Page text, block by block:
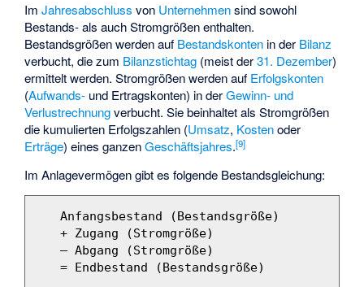
ImJahresabschluss von Unternehmensind sowohl
Bestands- als auch Stromgrößen enthalten.
Bestandsgrößen werden auf Bestandskonten in der Bilanz
verbucht, die zum Bilanzstichtag (meist der31. Dezember)
ermittelt werden. Stromgrößen werden auf Erfolgskonten
(Aufwands- und Ertragskonten) in derGewinn- und
Verlustrechnungverbucht. Sie beinhaltet als Stromgrößen
die kumulierten Erfolgszahlen (Umsatz, Kostenoder
Erträge) eines ganzenGeschäftsjahres.[9]
Im Anlagevermögen gibt es folgende Bestandsgleichung: